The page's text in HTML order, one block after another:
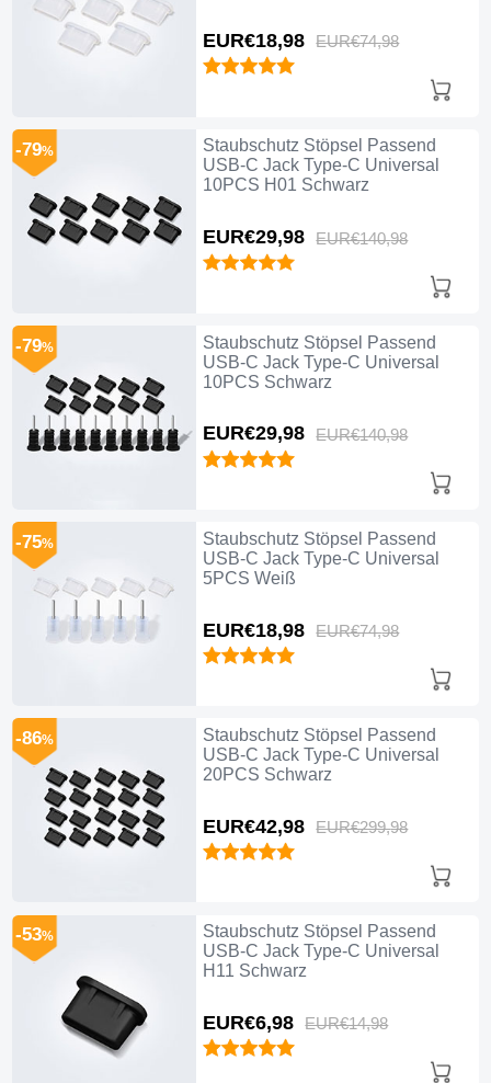
EUR€18,98 EUR€74,98
Staubschutz Stöpsel Passend
USB-C Jack Type-C Universal
10PCS H01 Schwarz
EUR€29,98 EUR€140,98
-79%
Staubschutz Stöpsel Passend
USB-C Jack Type-C Universal
10PCS Schwarz
EUR€29,98 EUR€140,98
-79%
Staubschutz Stöpsel Passend
USB-C Jack Type-C Universal
5PCS Weiß
EUR€18,98 EUR€74,98
-75%
Staubschutz Stöpsel Passend
USB-C Jack Type-C Universal
20PCS Schwarz
EUR€42,98 EUR€299,98
-86%
Staubschutz Stöpsel Passend
USB-C Jack Type-C Universal
H11 Schwarz
EUR€6,98 EUR€14,98
-53%